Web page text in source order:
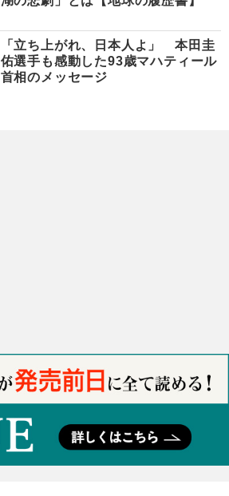
「立ち上がれ、日本人よ」 本田圭
佑選手も感動した93歳マハティール
首相のメッセージ